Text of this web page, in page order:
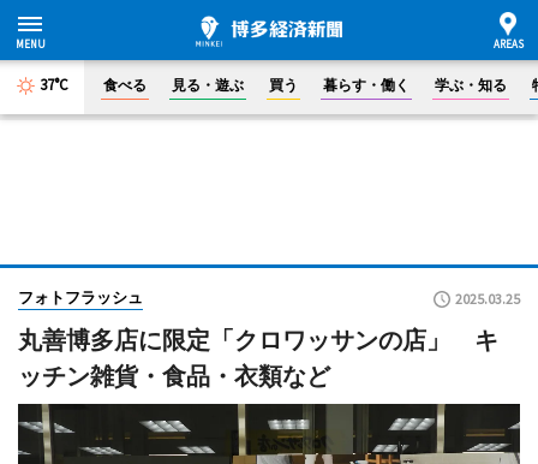
37°C 食べる 見る・遊ぶ 買う 暮らす・働く 学ぶ・知る
フォトフラッシュ 2025.03.25
丸善博多店に限定「クロワッサンの店」 キ
ッチン雑貨・食品・衣類など